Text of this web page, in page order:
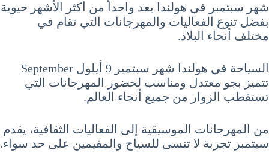
شهر سبتمبر في هولندا يعد واحداً من أكثر الأشهر حيوية
بفضل تنوع الفعاليات والمهرجانات التي تقام في
مختلف أنحاء البلاد.
السياحة في هولندا شهر سبتمبر 9 أيلول September
تتميز بجو معتدل ومناسب لحضور المهرجانات التي
تستقطب الزوار من جميع أنحاء العالم.
من المهرجانات الموسيقية إلى الفعاليات الثقافية، يقدم
سبتمبر تجربة لا تنسى للسياح والمقيمين على حد سواء.